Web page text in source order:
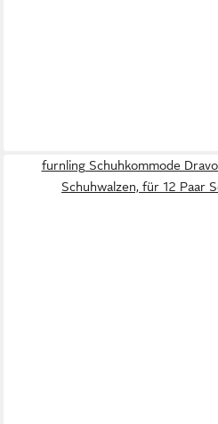
furnling Schuhkommode
Schuhwalzen, für 12 Paar